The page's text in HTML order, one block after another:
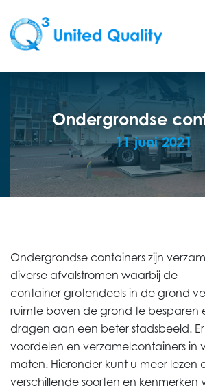
Ondergrondse
11 juni 2021
Ondergrondse containers zijn
diverse afvalstromen waarbij de
container grotendeels in de grond
ruimte boven de grond te besparen
dragen aan een beter stadsbeeld.
voordelen en verzamelcontainers in
maten. Hieronder kunt u meer lezen
verschillende soorten en kenmerken